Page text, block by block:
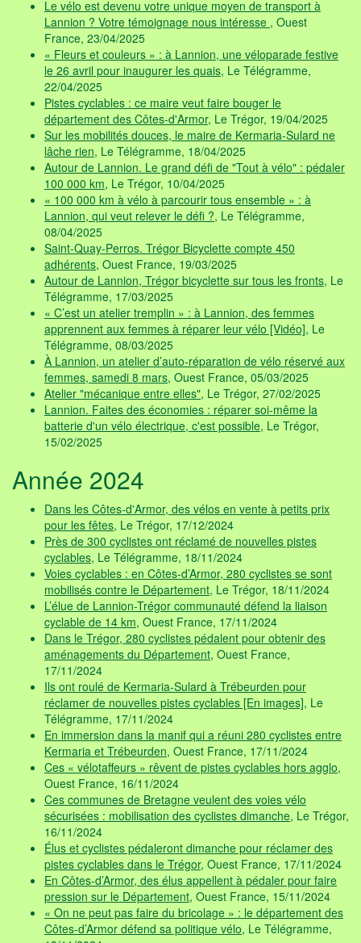
Le vélo est devenu votre unique moyen de transport à
Lannion ? Votre témoignage nous intéresse , Ouest
France, 23/04/2025
« Fleurs et couleurs » : à Lannion, une véloparade festive
le 26 avril pour inaugurer les quais, Le Télégramme,
22/04/2025
Pistes cyclables : ce maire veut faire bouger le
département des Côtes-d'Armor, Le Trégor, 19/04/2025
Sur les mobilités douces, le maire de Kermaria-Sulard ne
lâche rien, Le Télégramme, 18/04/2025
Autour de Lannion. Le grand défi de "Tout à vélo" : pédaler
100 000 km, Le Trégor, 10/04/2025
« 100 000 km à vélo à parcourir tous ensemble » : à
Lannion, qui veut relever le défi ?, Le Télégramme,
08/04/2025
Saint-Quay-Perros. Trégor Bicyclette compte 450
adhérents, Ouest France, 19/03/2025
Autour de Lannion, Trégor bicyclette sur tous les fronts, Le
Télégramme, 17/03/2025
« C’est un atelier tremplin » : à Lannion, des femmes
apprennent aux femmes à réparer leur vélo [Vidéo], Le
Télégramme, 08/03/2025
À Lannion, un atelier d’auto-réparation de vélo réservé aux
femmes, samedi 8 mars, Ouest France, 05/03/2025
Atelier "mécanique entre elles", Le Trégor, 27/02/2025
Lannion. Faites des économies : réparer soi-même la
batterie d'un vélo électrique, c'est possible, Le Trégor,
15/02/2025
Année 2024
Dans les Côtes-d'Armor, des vélos en vente à petits prix
pour les fêtes, Le Trégor, 17/12/2024
Près de 300 cyclistes ont réclamé de nouvelles pistes
cyclables, Le Télégramme, 18/11/2024
Voies cyclables : en Côtes-d’Armor, 280 cyclistes se sont
mobilisés contre le Département, Le Trégor, 18/11/2024
L’élue de Lannion-Trégor communauté défend la liaison
cyclable de 14 km, Ouest France, 17/11/2024
Dans le Trégor, 280 cyclistes pédalent pour obtenir des
aménagements du Département, Ouest France,
17/11/2024
Ils ont roulé de Kermaria-Sulard à Trébeurden pour
réclamer de nouvelles pistes cyclables [En images], Le
Télégramme, 17/11/2024
En immersion dans la manif qui a réuni 280 cyclistes entre
Kermaria et Trébeurden, Ouest France, 17/11/2024
Ces « vélotaffeurs » rêvent de pistes cyclables hors agglo,
Ouest France, 16/11/2024
Ces communes de Bretagne veulent des voies vélo
sécurisées : mobilisation des cyclistes dimanche, Le Trégor,
16/11/2024
Élus et cyclistes pédaleront dimanche pour réclamer des
pistes cyclables dans le Trégor, Ouest France, 17/11/2024
En Côtes-d’Armor, des élus appellent à pédaler pour faire
pression sur le Département, Ouest France, 15/11/2024
« On ne peut pas faire du bricolage » : le département des
Côtes-d’Armor défend sa politique vélo, Le Télégramme,